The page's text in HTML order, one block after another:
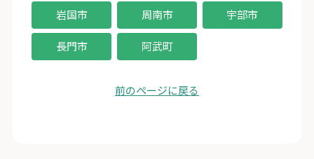
岩国市 周南市 宇部市
長門市 阿武町
前のページに戻る